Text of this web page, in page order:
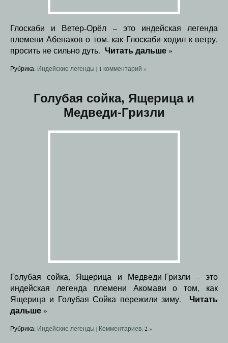
Глоскаби и Ветер-Орёл – это индейская легенда
племени Абенаков о том. как Глоскаби ходил к ветру,
просить не сильно дуть. Читать дальше »
Рубрика: Индейские легенды | 1 комментарий »
Голубая сойка, Ящерица и
Медведи-Гризли
Голубая сойка, Ящерица и Медведи-Гризли – это
индейская легенда племени Акомави о том, как
Ящерица и Голубая Сойка пережили зиму.
Читать
дальше »
Рубрика: Индейские легенды | Комментариев: 2»